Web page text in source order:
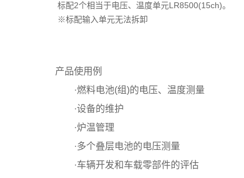
标配2个相当于电压、温度单元LR8500(15ch)。
※标配输入单元无法拆卸
产品使用例
·燃料电池(组)的电压、温度测量
·设备的维护
·炉温管理
·多个叠层电池的电压测量
·车辆开发和车载零部件的评估